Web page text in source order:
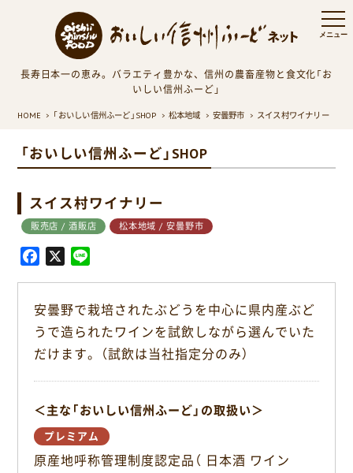
長寿日本一の恵み。バラエティ豊かな、信州の農畜産物と食文化「お
いしい信州ふーど」
HOME 「おいしい信州ふーど」SHOP 松本地域 安曇野市 スイス村ワイナリー
「おいしい信州ふーど」SHOP
スイス村ワイナリー
販売店 / 酒販店 松本地域 / 安曇野市
e
b
o
X
e
安曇野で栽培されたぶどうを中心に県内産ぶど
うで造られたワインを試飲しながら選んでいた
だけます。（試飲は当社指定分のみ）
＜主な「おいしい信州ふーど」の取扱い＞
プレミアム
原産地呼称管理制度認定品（ 日本酒 ワイン